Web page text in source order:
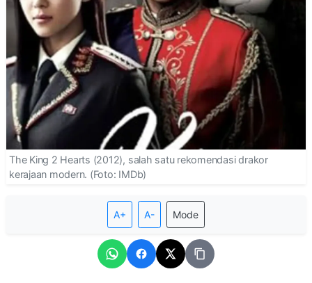
The King 2 Hearts (2012), salah satu rekomendasi drakor
kerajaan modern. (Foto: IMDb)
A+ A- Mode